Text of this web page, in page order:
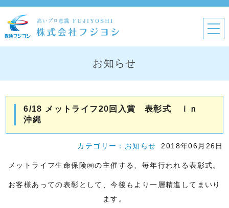
お知らせ
6/18 メットライフ20回入賞 表彰式 ｉｎ
沖縄
カテゴリー： お知らせ 2018年06月26日
メットライフ生命保険㈱の主催する、毎年行われる表彰式。
お客様あっての表彰として、今後もより一層精進してまいり
ます。